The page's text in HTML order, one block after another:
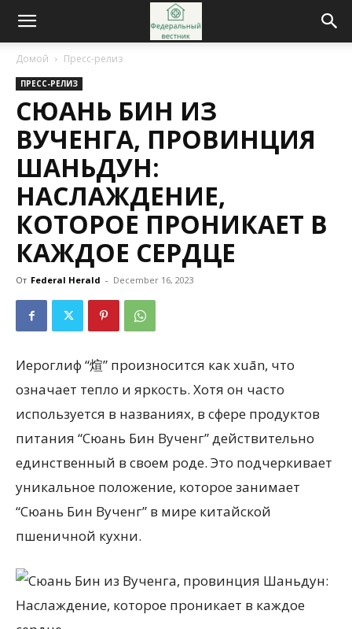
Домой Пресс-релиз
ПРЕСС-РЕЛИЗ
СЮАНЬ БИН ИЗ
ВУЧЕНГА, ПРОВИНЦИЯ
ШАНЬДУН:
НАСЛАЖДЕНИЕ,
КОТОРОЕ ПРОНИКАЕТ В
КАЖДОЕ СЕРДЦЕ
От Federal Herald - December 16, 2023
Иероглиф “煊” произносится как xuān, что
означает тепло и яркость. Хотя он часто
используется в названиях, в сфере продуктов
питания “Сюань Бин Вученг” действительно
единственный в своем роде. Это подчеркивает
уникальное положение, которое занимает
“Сюань Бин Вученг” в мире китайской
пшеничной кухни.